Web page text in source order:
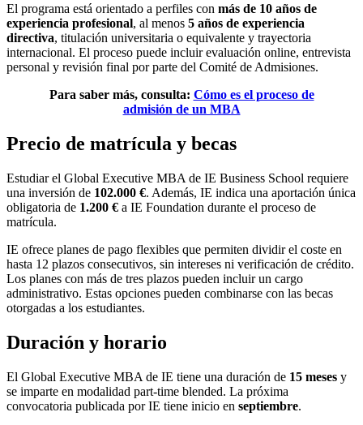
El programa está orientado a perfiles con más de 10 años de
experiencia profesional, al menos 5 años de experiencia
directiva, titulación universitaria o equivalente y trayectoria
internacional. El proceso puede incluir evaluación online, entrevista
personal y revisión final por parte del Comité de Admisiones.
Para saber más, consulta: Cómo es el proceso de
admisión de un MBA
Precio de matrícula y becas
Estudiar el Global Executive MBA de IE Business School requiere
una inversión de 102.000 €. Además, IE indica una aportación única
obligatoria de 1.200 € a IE Foundation durante el proceso de
matrícula.
IE ofrece planes de pago flexibles que permiten dividir el coste en
hasta 12 plazos consecutivos, sin intereses ni verificación de crédito.
Los planes con más de tres plazos pueden incluir un cargo
administrativo. Estas opciones pueden combinarse con las becas
otorgadas a los estudiantes.
Duración y horario
El Global Executive MBA de IE tiene una duración de 15 meses y
se imparte en modalidad part-time blended. La próxima
convocatoria publicada por IE tiene inicio en septiembre.